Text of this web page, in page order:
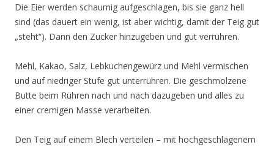
Die Eier werden schaumig aufgeschlagen, bis sie ganz hell
sind (das dauert ein wenig, ist aber wichtig, damit der Teig gut
„steht“). Dann den Zucker hinzugeben und gut verrühren.
Mehl, Kakao, Salz, Lebkuchengewürz und Mehl vermischen
und auf niedriger Stufe gut unterrühren. Die geschmolzene
Butte beim Rühren nach und nach dazugeben und alles zu
einer cremigen Masse verarbeiten.
Den Teig auf einem Blech verteilen – mit hochgeschlagenem